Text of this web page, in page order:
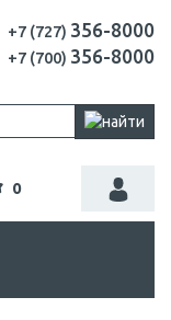
+7 (727) 356-8000
+7 (700) 356-8000
0